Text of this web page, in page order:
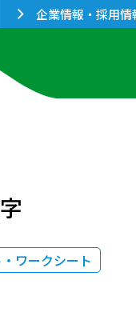
企業情報・採用情
ワークシート